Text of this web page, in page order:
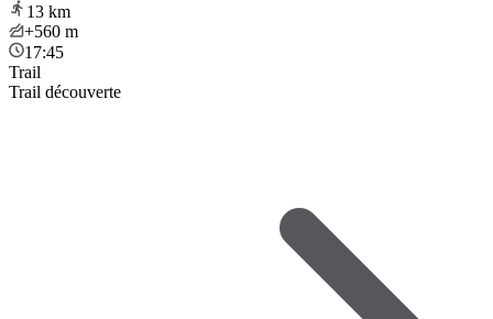
13 km
+560 m
17:45
Trail
Trail découverte